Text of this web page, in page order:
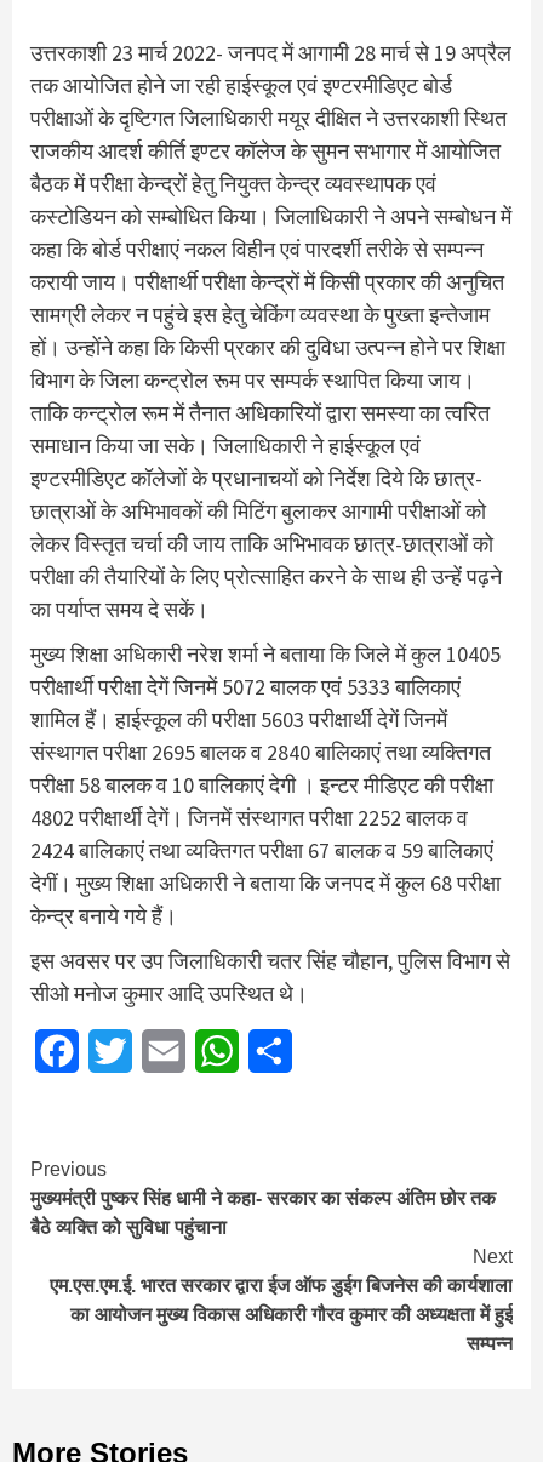
उत्तरकाशी 23 मार्च 2022- जनपद में आगामी 28 मार्च से 19 अप्रैल
तक आयोजित होने जा रही हाईस्कूल एवं इण्टरमीडिएट बोर्ड
परीक्षाओं के दृष्टिगत जिलाधिकारी मयूर दीक्षित ने उत्तरकाशी स्थित
राजकीय आदर्श कीर्ति इण्टर कॉलेज के सुमन सभागार में आयोजित
बैठक में परीक्षा केन्द्रों हेतु नियुक्त केन्द्र व्यवस्थापक एवं
कस्टोडियन को सम्बोधित किया। जिलाधिकारी ने अपने सम्बोधन में
कहा कि बोर्ड परीक्षाएं नकल विहीन एवं पारदर्शी तरीके से सम्पन्न
करायी जाय। परीक्षार्थी परीक्षा केन्द्रों में किसी प्रकार की अनुचित
सामग्री लेकर न पहुंचे इस हेतु चेकिंग व्यवस्था के पुख्ता इन्तेजाम
हों। उन्होंने कहा कि किसी प्रकार की दुविधा उत्पन्न होने पर शिक्षा
विभाग के जिला कन्ट्रोल रूम पर सम्पर्क स्थापित किया जाय।
ताकि कन्ट्रोल रूम में तैनात अधिकारियों द्वारा समस्या का त्वरित
समाधान किया जा सके। जिलाधिकारी ने हाईस्कूल एवं
इण्टरमीडिएट कॉलेजों के प्रधानाचयों को निर्देश दिये कि छात्र-
छात्राओं के अभिभावकों की मिटिंग बुलाकर आगामी परीक्षाओं को
लेकर विस्तृत चर्चा की जाय ताकि अभिभावक छात्र-छात्राओं को
परीक्षा की तैयारियों के लिए प्रोत्साहित करने के साथ ही उन्हें पढ़ने
का पर्याप्त समय दे सकें।
मुख्य शिक्षा अधिकारी नरेश शर्मा ने बताया कि जिले में कुल 10405
परीक्षार्थी परीक्षा देगें जिनमें 5072 बालक एवं 5333 बालिकाएं
शामिल हैं। हाईस्कूल की परीक्षा 5603 परीक्षार्थी देगें जिनमें
संस्थागत परीक्षा 2695 बालक व 2840 बालिकाएं तथा व्यक्तिगत
परीक्षा 58 बालक व 10 बालिकाएं देगी । इन्टर मीडिएट की परीक्षा
4802 परीक्षार्थी देगें। जिनमें संस्थागत परीक्षा 2252 बालक व
2424 बालिकाएं तथा व्यक्तिगत परीक्षा 67 बालक व 59 बालिकाएं
देगीं। मुख्य शिक्षा अधिकारी ने बताया कि जनपद में कुल 68 परीक्षा
केन्द्र बनाये गये हैं।
इस अवसर पर उप जिलाधिकारी चतर सिंह चौहान, पुलिस विभाग से
सीओ मनोज कुमार आदि उपस्थित थे।
FacebookTwitter Email WhatsApp
Continue
Reading
Previous
मुख्यमंत्री पुष्कर सिंह धामी ने कहा- सरकार का संकल्प अंतिम छोर तक
बैठे व्यक्ति को सुविधा पहुंचाना
Next
एम.एस.एम.ई. भारत सरकार द्वारा ईज ऑफ डुईग बिजनेस की कार्यशाला
का आयोजन मुख्य विकास अधिकारी गौरव कुमार की अध्यक्षता में हुई
सम्पन्न
More Stories